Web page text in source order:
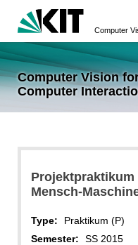
Computer Vision
Computer
Mensch-
Type:
Praktikum (P)
Semester:
SS 2015